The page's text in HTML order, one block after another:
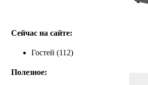
Сейчас на сайте:
Гостей (112)
Полезное: